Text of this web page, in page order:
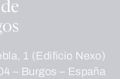
1 (Edificio Nexo)
– Burgos – España